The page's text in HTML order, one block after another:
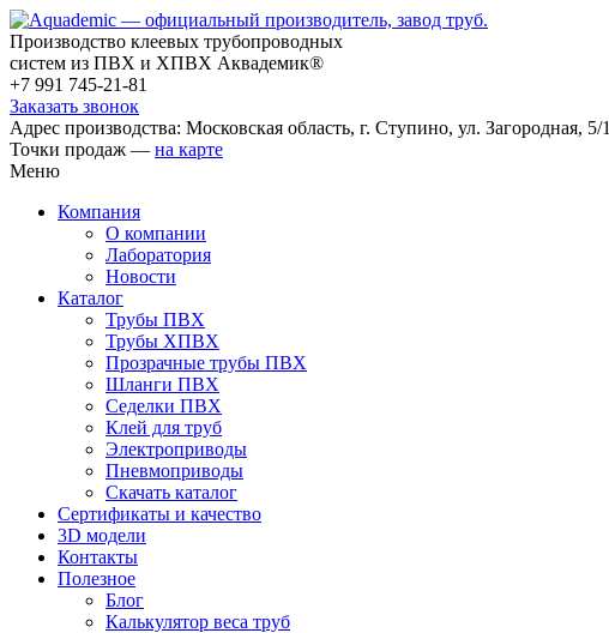
Производство клеевых трубопроводных
систем из ПВХ и ХПВХ Аквадемик®
+7 991 745-21-81
Заказать звонок
Адрес производства: Московская область, г. Ступино, ул. Загородная, 5/1
Точки продаж — на карте
Меню
Компания
О компании
Лаборатория
Новости
Каталог
Трубы ПВХ
Трубы ХПВХ
Прозрачные трубы ПВХ
Шланги ПВХ
Седелки ПВХ
Клей для труб
Электроприводы
Пневмоприводы
Скачать каталог
Сертификаты и качество
3D модели
Контакты
Полезное
Блог
Калькулятор веса труб